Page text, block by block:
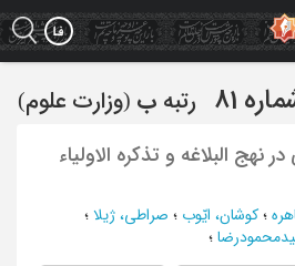
رتبه ب (وزارت علوم)
نهج البلاغه و تذکره الاولیاء
؛ کوشان، ایّوب ؛ صراطی، ژیلا ؛
؛